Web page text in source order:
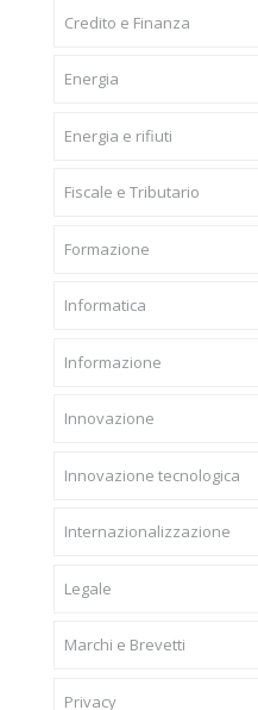
Credito e Finanza
Energia
Energia e rifiuti
Fiscale e Tributario
Formazione
Informatica
Informazione
Innovazione
Innovazione tecnologica
Internazionalizzazione
Legale
Marchi e Brevetti
Privacy